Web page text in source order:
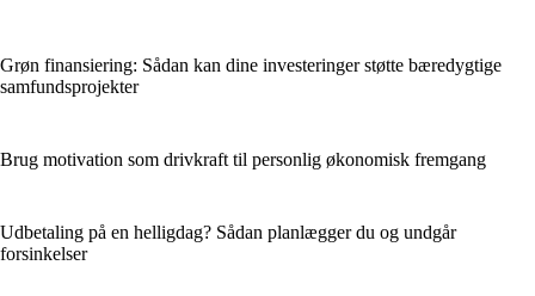
Grøn finansiering: Sådan kan dine investeringer støtte bæredygtige
samfundsprojekter
Brug motivation som drivkraft til personlig økonomisk fremgang
Udbetaling på en helligdag? Sådan planlægger du og undgår
forsinkelser